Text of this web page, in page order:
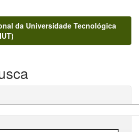
da Universidade Tecnológica